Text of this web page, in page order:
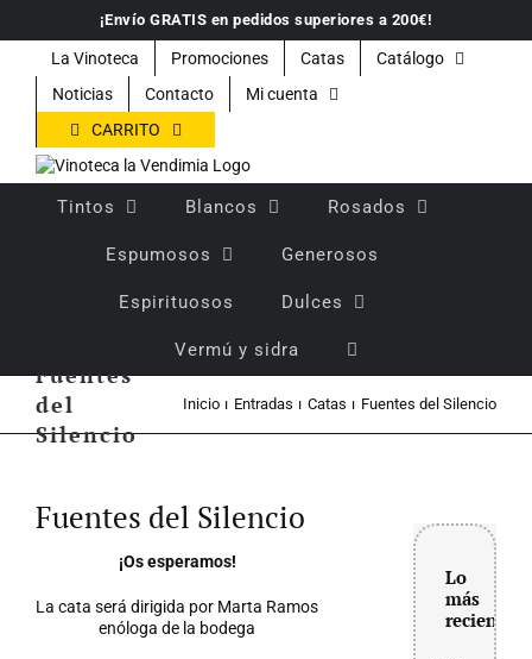
contenido
¡Envío GRATIS en pedidos superiores a 200€!
La Vinoteca Promociones Catas
Catálogo
Noticias
Contacto
Mi cuenta
CARRITO
Tintos Blancos Rosados
Espumosos Generosos
Espirituosos Dulces
Vermú y sidra
Fuentes
del
Silencio
Inicio Entradas Catas Fuentes del Silencio
más
Fuentes del Silencio
¡Os esperamos!
La cata será dirigida por Marta Ramos
enóloga de la bodega
Lo
más
reciente